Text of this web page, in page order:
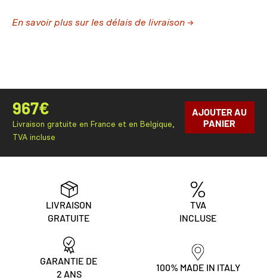
En savoir plus sur les délais de livraison →
967€
Livraison gratuite en France et en Belgique,
TVA incluse
AJOUTER AU
PANIER
LIVRAISON
GRATUITE
TVA
INCLUSE
GARANTIE DE
2 ANS
100% MADE IN ITALY